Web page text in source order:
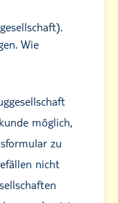
Wie
möglich,
zu
nicht